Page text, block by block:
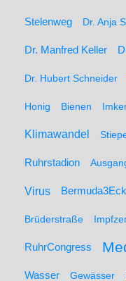
Stelenweg Dr. Anja
Dr. Manfred Keller
Dr. Hubert Schneider
Honig Bienen
Klimawandel
Ruhrstadion
Virus Bermuda3Eck
Brüderstraße
RuhrCongress
Wasser Gewässer